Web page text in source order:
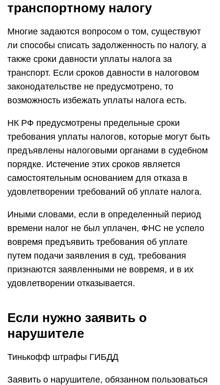
транспортному налогу
Многие задаются вопросом о том, существуют
ли способы списать задолженность по налогу, а
также сроки давности уплаты налога за
транспорт. Если сроков давности в налоговом
законодательстве не предусмотрено, то
возможность избежать уплаты налога есть.
НК РФ предусмотрены предельные сроки
требования уплаты налогов, которые могут быть
предъявлены налоговыми органами в судебном
порядке. Истечение этих сроков является
самостоятельным основанием для отказа в
удовлетворении требований об уплате налога.
Иными словами, если в определенный период
времени налог не был уплачен, ФНС не успело
вовремя предъявить требования об уплате
путем подачи заявления в суд, требования
признаются заявленными не вовремя, и в их
удовлетворении отказывается.
Если нужно заявить о
нарушителе
Тинькофф штрафы ГИБДД
Заявить о нарушителе, обязанном пользоваться